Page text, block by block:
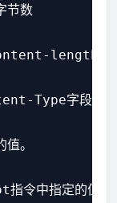
节数
length字
Type字段。
。
令中指定的值。